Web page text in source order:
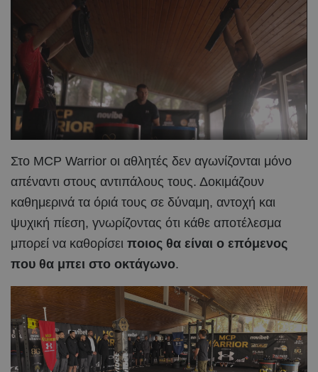
Στο MCP Warrior οι αθλητές δεν αγωνίζονται μόνο
απέναντι στους αντιπάλους τους. Δοκιμάζουν
καθημερινά τα όριά τους σε δύναμη, αντοχή και
ψυχική πίεση, γνωρίζοντας ότι κάθε αποτέλεσμα
μπορεί να καθορίσει ποιος θα είναι ο επόμενος
που θα μπει στο οκτάγωνο.